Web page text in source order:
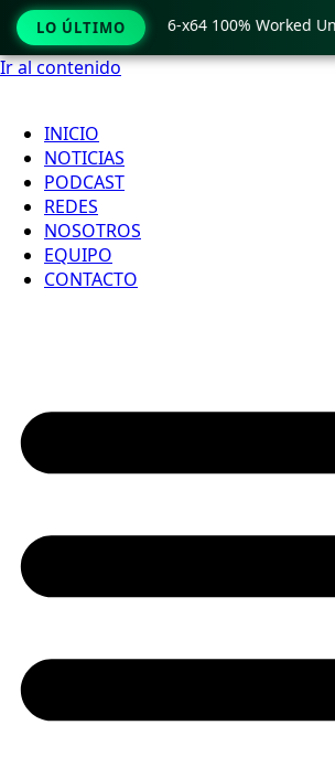
Ir al contenido
INICIO
NOTICIAS
PODCAST
REDES
NOSOTROS
EQUIPO
CONTACTO
LO ÚLTIMO
11 x86-x64 100% Worked Unlimited